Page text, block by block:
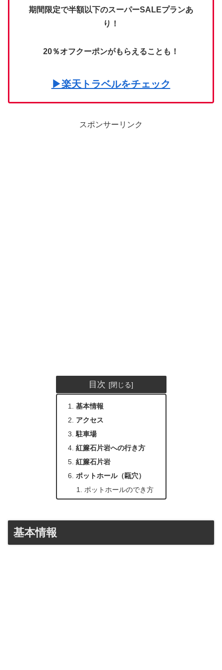
期間限定で半額以下のスーパーSALEプランあ
り！
20％オフクーポンがもらえることも！
▶楽天トラベルをチェック
スポンサーリンク
目次
基本情報
アクセス
駐車場
紅簾石片岩への行き方
紅簾石片岩
ポットホール（甌穴）
ポットホールのでき方
基本情報